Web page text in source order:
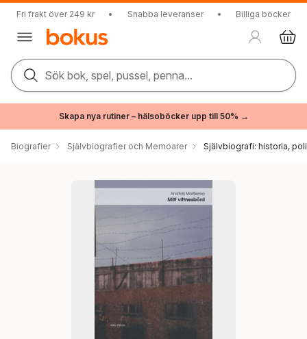
Fri frakt över 249 kr • Snabba leveranser • Billiga böcker
Sök bok, spel, pussel, penna...
Skapa nya rutiner – hälsoböcker upp till 50% →
Biografier Självbiografier och Memoarer Självbiografi: historia,